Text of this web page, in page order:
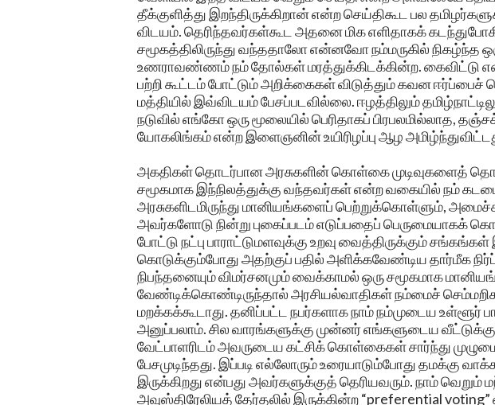
தீக்குளித்து இறந்திருக்கிறான் என்ற செய்திகூட பல
விடயம். தெரிந்தவர்கள்கூட அதனை மிக எளிதாகக்
சமூகத்திலிருந்து வந்ததாலோ என்னவோ நம்மருகில் நிகழ்ந்த
உணராவண்ணம் நம் தோல்கள் மரத்துக்கிடக்கின்ற. கைவிட்டு
பற்றி கூட்டம் போட்டும் அறிக்கைகள் விடுத்தும் கவன
மத்தியில் இவ்விடயம் பேசப்படவில்லை. ஈழத்திலும்
நடுவில் எங்கோ ஒரு மூலையில் பெரிதாகப் பிரபலமில்லாத,
யோகலிங்கம் என்ற இளைஞனின் உயிரிழப்பு ஆழ
அகதிகள் தொடர்பான அரசுகளின் கொள்கை முடிவுகளைத்
சமூகமாக இந்நிலத்துக்கு வந்தவர்கள் என்ற வகையில் நம்
அரசுகளிடமிருந்து மானியங்களைப் பெற்றுக்கொள்ளும்,
அவர்களோடு நின்று புகைப்படம் எடுப்பதைப் பெருமையாகக்
போட்டு நட்பு பாராட்டுமளவுக்கு உறவு வைத்திருக்கும்
கொடுக்கும்போது அதற்குப் பதில் அளிக்கவேண்டிய தார்மீக
நிபந்தனையும் விமர்சனமும் வைக்காமல் ஒரு சமூகமாக
வேண்டிக்கொண்டிருந்தால் அரசியல்வாதிகள் நம்மைச்
மறக்கக்கூடாது. தனிப்பட்ட நபர்களாக நாம் நம்முடைய உள்ளூர்
அனுப்பலாம். சில வாரங்களுக்கு முன்னர் எங்களுடைய
வேட்பாளரிடம் அவருடைய கட்சிக் கொள்கைகள் சார்ந்து
பேசமுடிந்தது. இப்படி எல்லோரும் உரையாடும்போது தமக்கு
இருக்கிறது என்பது அவர்களுக்குத் தெரியவரும். நாம் வெறும்
அவுஸ்திரேலியத் தேர்தலில் இருக்கின்ற “preferential